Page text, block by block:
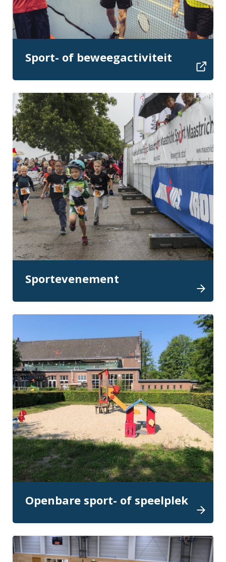
Sport- of beweegactiviteit
Sportevenement
Openbare sport- of speelplek